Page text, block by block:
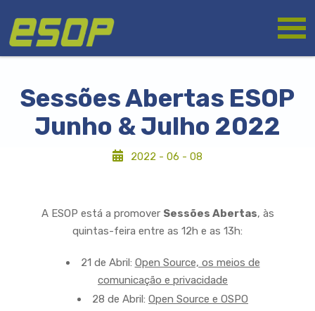
conteúdo
principal
Sessões Abertas ESOP
Junho & Julho 2022
2022 - 06 - 08
A ESOP está a promover Sessões Abertas, às
quintas-feira entre as 12h e as 13h:
21 de Abril: Open Source, os meios de
comunicação e privacidade
28 de Abril: Open Source e OSPO